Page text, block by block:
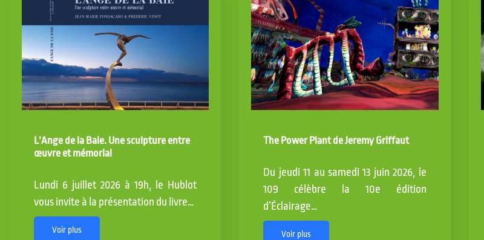
L’Ange de la Baie. Une sculpture entre
œuvre et mémorial
Lundi 6 juillet 2026 à 19h, le Hublot
vous invite à la présentation du livre…
Voir plus
The Power Plant de Jeremy Griffaut
Du jeudi 11 au samedi 13 juin 2026, le
109 célèbre la 10e édition
d’Éclairage…
Voir plus